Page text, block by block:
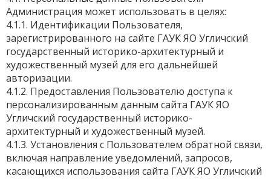
Администрация может использовать в целях:
4.1.1. Идентификации Пользователя,
зарегистрированного на сайте ГАУК ЯО Угличский
государственный историко-архитектурный и
художественный музей для его дальнейшей
авторизации.
4.1.2. Предоставления Пользователю доступа к
персонализированным данным сайта ГАУК ЯО
Угличский государственный историко-
архитектурный и художественный музей.
4.1.3. Установления с Пользователем обратной связи,
включая направление уведомлений, запросов,
касающихся использования сайта ГАУК ЯО Угличский